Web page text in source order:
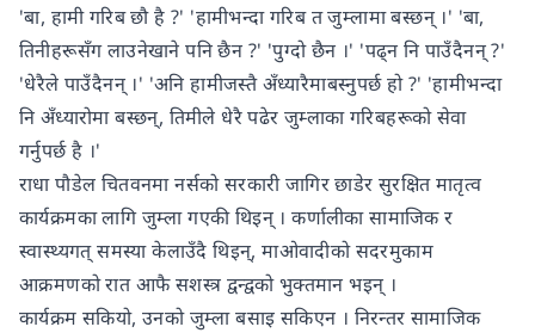
'बा, हामी गरिब छौ है ?' 'हामीभन्दा गरिब त जुम्लामा बस्छन् ।' 'बा,
तिनीहरूसँग लाउनेखाने पनि छैन ?' 'पुग्दो छैन ।' 'पढ्न नि पाउँदैनन् ?'
'धेरैले पाउँदैनन् ।' 'अनि हामीजस्तै अँध्यारैमाबस्नुपर्छ हो ?' 'हामीभन्दा
नि अँध्यारोमा बस्छन्, तिमीले धेरै पढेर जुम्लाका गरिबहरूको सेवा
गर्नुपर्छ है ।'
राधा पौडेल चितवनमा नर्सको सरकारी जागिर छाडेर सुरक्षित मातृत्व
कार्यक्रमका लागि जुम्ला गएकी थिइन् । कर्णालीका सामाजिक र
स्वास्थ्यगत् समस्या केलाउँदै थिइन्, माओवादीको सदरमुकाम
आक्रमणको रात आफै सशस्त्र द्वन्द्वको भुक्तमान भइन् ।
कार्यक्रम सकियो, उनको जुम्ला बसाइ सकिएन । निरन्तर सामाजिक